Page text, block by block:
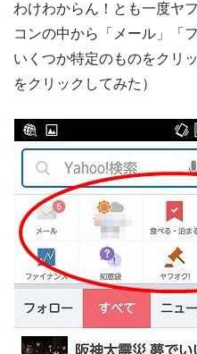
わけわからん！とも一度ヤ
コンの中から「メール」「
いくつか特定のものをクリ
をクリックしてみた）